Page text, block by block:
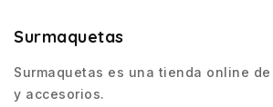
Surmaquetas
Surmaquetas es una tienda online
y accesorios.